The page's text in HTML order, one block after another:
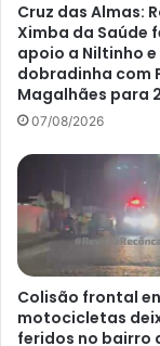
Cruz das Almas:
Ximba da Saúde
apoio a Niltinho
dobradinha com
Magalhães para
07/08/2026
Colisão frontal
motocicletas
feridos no bairro